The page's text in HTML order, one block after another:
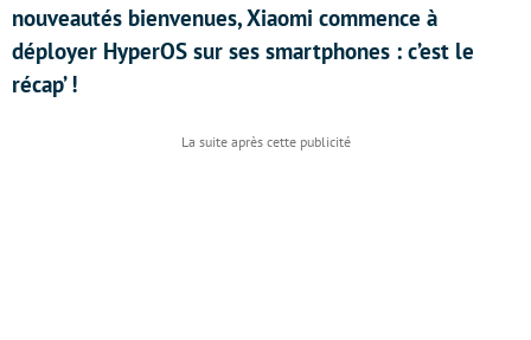
nouveautés bienvenues, Xiaomi commence à
déployer HyperOS sur ses smartphones : c’est le
récap’ !